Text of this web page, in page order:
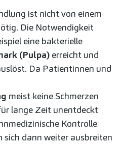
ist nicht von einem
Die Notwendigkeit
eine bakterielle
(Pulpa) erreicht und
Da Patientinnen und
meist keine Schmerzen
lange Zeit unentdeckt
Kontrolle
sich dann weiter ausbreiten